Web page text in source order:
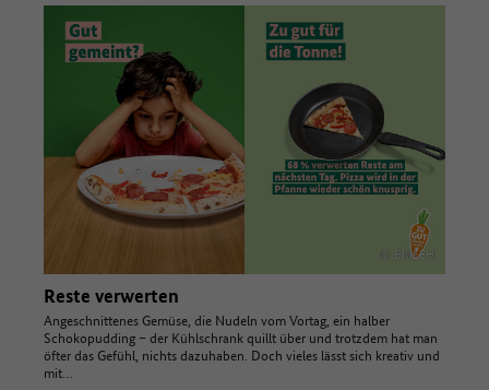
© BMLEH
Reste verwerten
Angeschnittenes Gemüse, die Nudeln vom Vortag, ein halber
Schokopudding – der Kühlschrank quillt über und trotzdem hat man
öfter das Gefühl, nichts dazuhaben. Doch vieles lässt sich kreativ und
mit…